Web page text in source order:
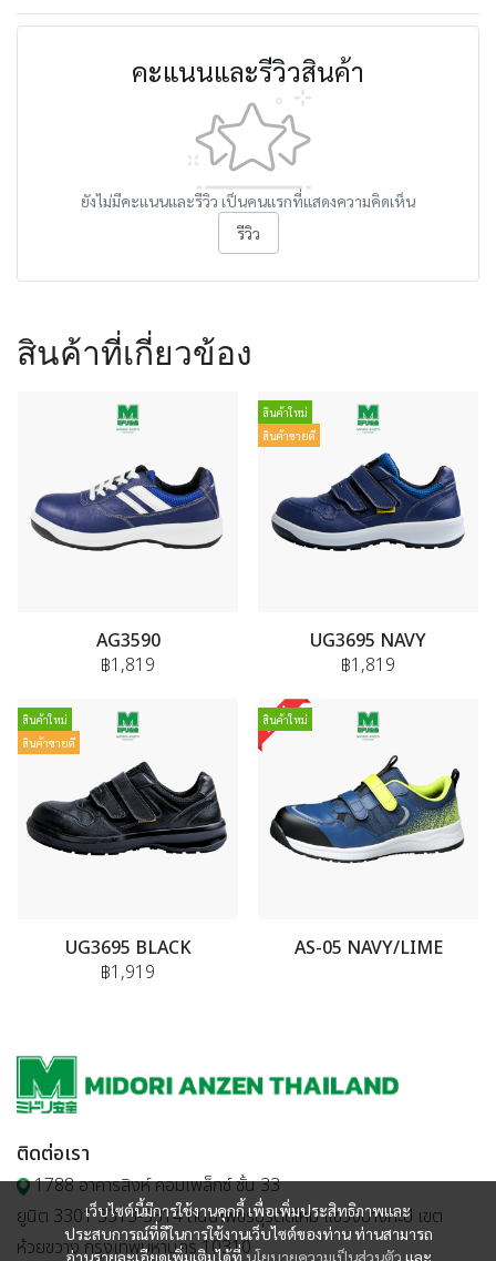
คะแนนและรีวิวสินค้า
ยังไม่มีคะแนนและรีวิว เป็นคนแรกที่แสดงความคิดเห็น
รีวิว
สินค้าที่เกี่ยวข้อง
AG3590
฿1,819
สินค้าใหม่
สินค้าขายดี
UG3695 NAVY
฿1,819
สินค้าใหม่
สินค้าขายดี
UG3695 BLACK
฿1,919
สินค้าใหม่
AS-05 NAVY/LIME
เว็บไซต์นี้มีการใช้งานคุกกี้ เพื่อเพิ่มประสิทธิภาพและ
ประสบการณ์ที่ดีในการใช้งานเว็บไซต์ของท่าน ท่านสามารถ
อ่านรายละเอียดเพิ่มเติมได้ที่นโยบายความเป็นส่วนตัว และ
ติดต่อเรา
1788 อาคารสิงห์ คอมเพล็กซ์ ชั้น 33
ยูนิต 3301 3313-3314 ถนนเพชรบุรีตัดใหม่ แขวงบางกะปิ เขต
ห้วยขวาง กรุงเทพมหานคร 10310